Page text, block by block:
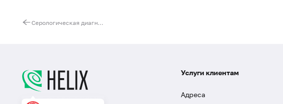
Серологическая диагностика кори, паротита и краснухи
Услуги клиентам
Адреса